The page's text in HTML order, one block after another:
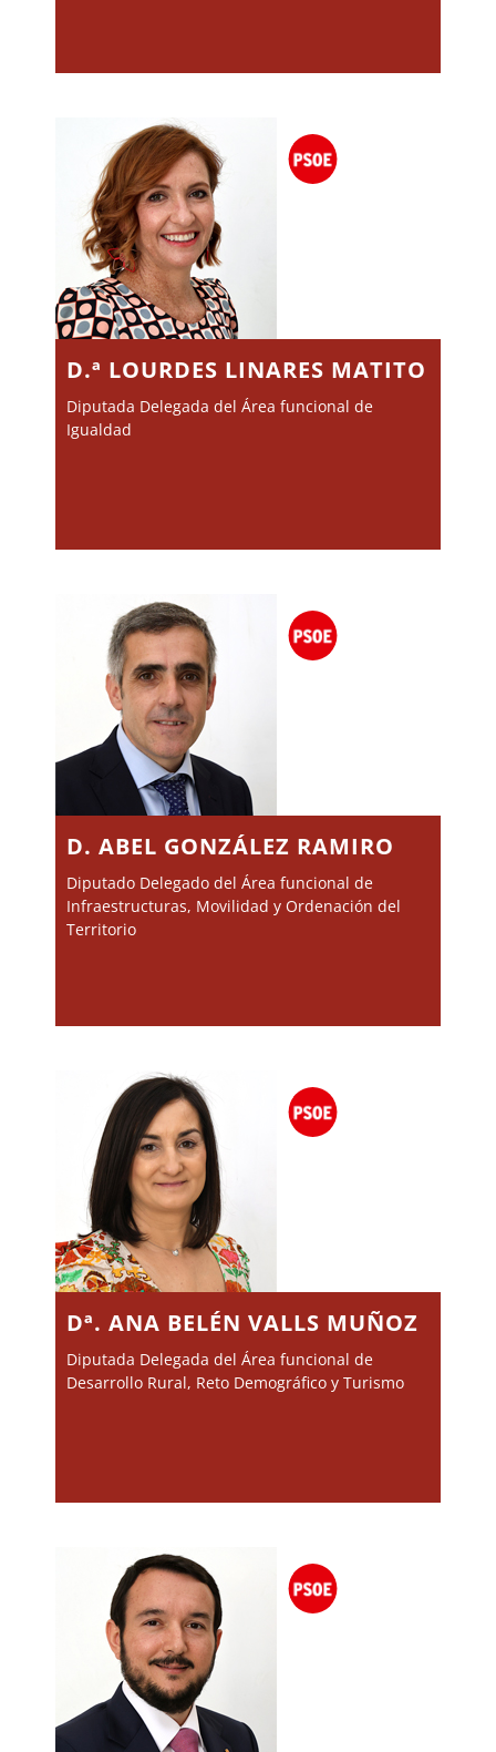
D.ª LOURDES LINARES MATITO
Diputada Delegada del Área funcional de
Igualdad
D. ABEL GONZÁLEZ RAMIRO
Diputado Delegado del Área funcional de
Infraestructuras, Movilidad y Ordenación del
Territorio
Dª. ANA BELÉN VALLS MUÑOZ
Diputada Delegada del Área funcional de
Desarrollo Rural, Reto Demográfico y Turismo